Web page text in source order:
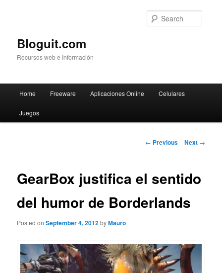
Bloguit.com
Recursos web e Información
Skip
to
Home Freeware Aplicaciones Online Celulares
Juegos
Post
← Previous Next →
GearBox justifica el sentido
del humor de Borderlands
Posted onSeptember 4, 2012byMauro